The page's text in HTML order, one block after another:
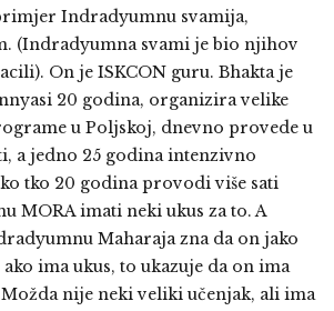
Indradyumnu svamija,
(Indradyumna svami je bio njihov
On je ISKCON guru. Bhakta je
20 godina, organizira velike
u Poljskoj, dnevno provede u
a jedno 25 godina intenzivno
tko 20 godina provodi više sati
MORA imati neki ukus za to. A
Maharaja zna da on jako
ima ukus, to ukazuje da on ima
nije neki veliki učenjak, ali ima